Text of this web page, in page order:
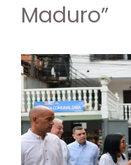
Maduro”